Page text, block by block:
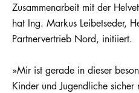
Zusammenarbeit mit der
hat Ing. Markus Leibetseder,
Partnervertrieb Nord, initiiert.
»Mir ist gerade in dieser
Kinder und Jugendliche